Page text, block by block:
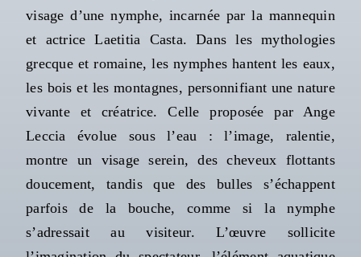
visage d’une nymphe, incarnée par la mannequin
et actrice Laetitia Casta. Dans les mythologies
grecque et romaine, les nymphes hantent les eaux,
les bois et les montagnes, personnifiant une nature
vivante et créatrice. Celle proposée par Ange
Leccia évolue sous l’eau : l’image, ralentie,
montre un visage serein, des cheveux flottants
doucement, tandis que des bulles s’échappent
parfois de la bouche, comme si la nymphe
s’adressait au visiteur. L’œuvre sollicite